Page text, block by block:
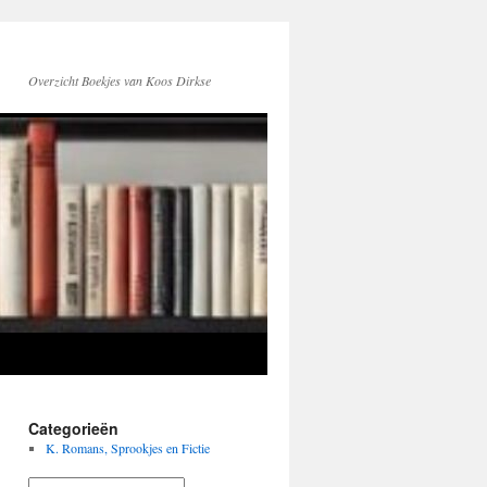
Overzicht Boekjes van Koos Dirkse
Categorieën
K. Romans, Sprookjes en Fictie